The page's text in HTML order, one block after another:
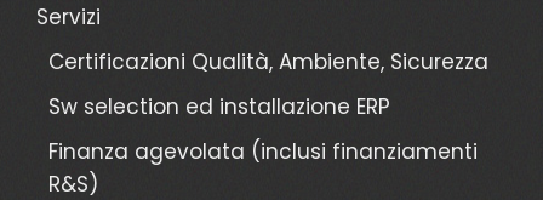
Servizi
Certificazioni Qualità, Ambiente, Sicurezza
Sw selection ed installazione ERP
Finanza agevolata (inclusi finanziamenti
R&S)